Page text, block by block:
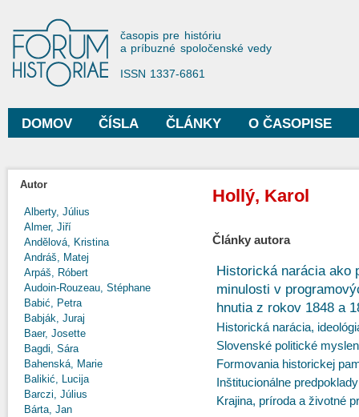
Forum Historiae
časopis pre históriu
a príbuzné spoločenské vedy
ISSN 1337-6861
Hlavné menu
DOMOV ČÍSLA ČLÁNKY O ČASOPISE
Autor
Alberty, Július
Almer, Jiří
Andělová, Kristina
Andráš, Matej
Arpáš, Róbert
Audoin-Rouzeau, Stéphane
Babić, Petra
Babják, Juraj
Baer, Josette
Bagdi, Sára
Bahenská, Marie
Balikić, Lucija
Barczi, Július
Bárta, Jan
Hollý, Karol
Články autora
Historická narácia ako
minulosti v
hnutia z rokov 1848 a
Historická narácia,
Slovenské politické
Formovania historickej
Inštitucionálne
Krajina, príroda a životné